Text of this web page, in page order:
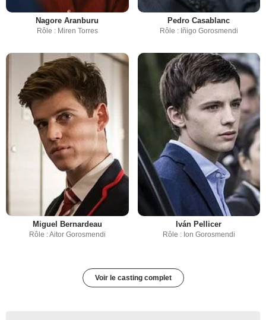
Nagore Aranburu
Rôle : Miren Torres
Pedro Casablanc
Rôle : Iñigo Gorosmendi
Miguel Bernardeau
Rôle : Aitor Gorosmendi
Iván Pellicer
Rôle : Ion Gorosmendi
Voir le casting complet